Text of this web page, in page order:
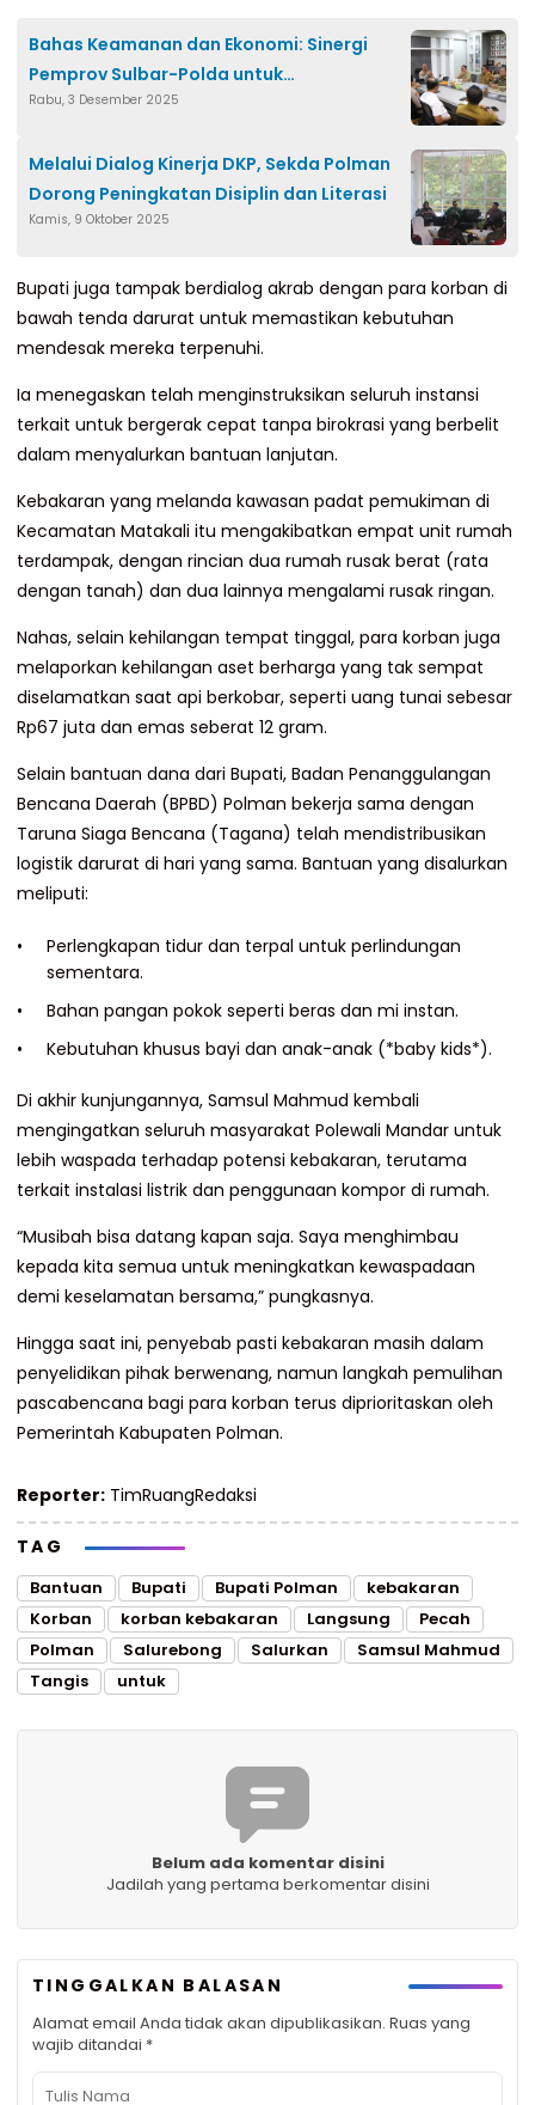
Bahas Keamanan dan Ekonomi: Sinergi
Pemprov Sulbar-Polda untuk
Pembangunan Optimal
Rabu, 3 Desember 2025
Melalui Dialog Kinerja DKP, Sekda Polman
Dorong Peningkatan Disiplin dan Literasi
Kamis, 9 Oktober 2025
Bupati juga tampak berdialog akrab dengan para korban di
bawah tenda darurat untuk memastikan kebutuhan
mendesak mereka terpenuhi.
Ia menegaskan telah menginstruksikan seluruh instansi
terkait untuk bergerak cepat tanpa birokrasi yang berbelit
dalam menyalurkan bantuan lanjutan.
Kebakaran yang melanda kawasan padat pemukiman di
Kecamatan Matakali itu mengakibatkan empat unit rumah
terdampak, dengan rincian dua rumah rusak berat (rata
dengan tanah) dan dua lainnya mengalami rusak ringan.
Nahas, selain kehilangan tempat tinggal, para korban juga
melaporkan kehilangan aset berharga yang tak sempat
diselamatkan saat api berkobar, seperti uang tunai sebesar
Rp67 juta dan emas seberat 12 gram.
Selain bantuan dana dari Bupati, Badan Penanggulangan
Bencana Daerah (BPBD) Polman bekerja sama dengan
Taruna Siaga Bencana (Tagana) telah mendistribusikan
logistik darurat di hari yang sama. Bantuan yang disalurkan
meliputi:
Perlengkapan tidur dan terpal untuk perlindungan
sementara.
Bahan pangan pokok seperti beras dan mi instan.
Kebutuhan khusus bayi dan anak-anak (*baby kids*).
Di akhir kunjungannya, Samsul Mahmud kembali
mengingatkan seluruh masyarakat Polewali Mandar untuk
lebih waspada terhadap potensi kebakaran, terutama
terkait instalasi listrik dan penggunaan kompor di rumah.
“Musibah bisa datang kapan saja. Saya menghimbau
kepada kita semua untuk meningkatkan kewaspadaan
demi keselamatan bersama,” pungkasnya.
Hingga saat ini, penyebab pasti kebakaran masih dalam
penyelidikan pihak berwenang, namun langkah pemulihan
pascabencana bagi para korban terus diprioritaskan oleh
Pemerintah Kabupaten Polman.
Reporter: TimRuangRedaksi
TAG
Bantuan Bupati Bupati Polman
kebakaran
Korban
korban kebakaran Langsung
Pecah
Polman
Salurebong Salurkan
Samsul Mahmud
Tangis
untuk
Belum ada komentar disini
Jadilah yang pertama berkomentar disini
TINGGALKAN BALASAN
Alamat email Anda tidak akan dipublikasikan. Ruas yang
wajib ditandai *